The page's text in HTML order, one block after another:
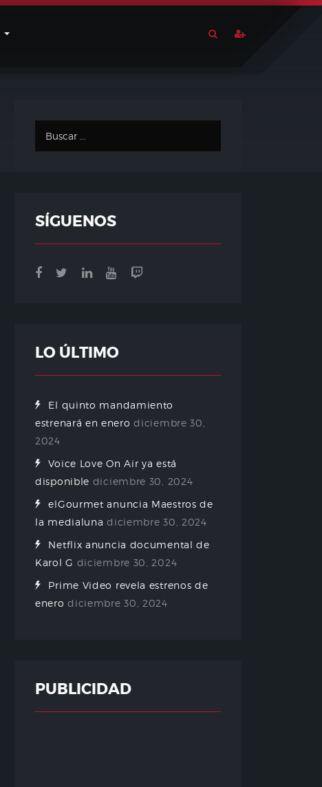
SÍGUENOS
LO ÚLTIMO
El quinto mandamiento
estrenará en enero diciembre 30,
2024
Voice Love On Air ya está
disponible diciembre 30, 2024
elGourmet anuncia Maestros de
la medialuna diciembre 30, 2024
Netflix anuncia documental de
Karol G diciembre 30, 2024
Prime Video revela estrenos de
enero diciembre 30, 2024
PUBLICIDAD